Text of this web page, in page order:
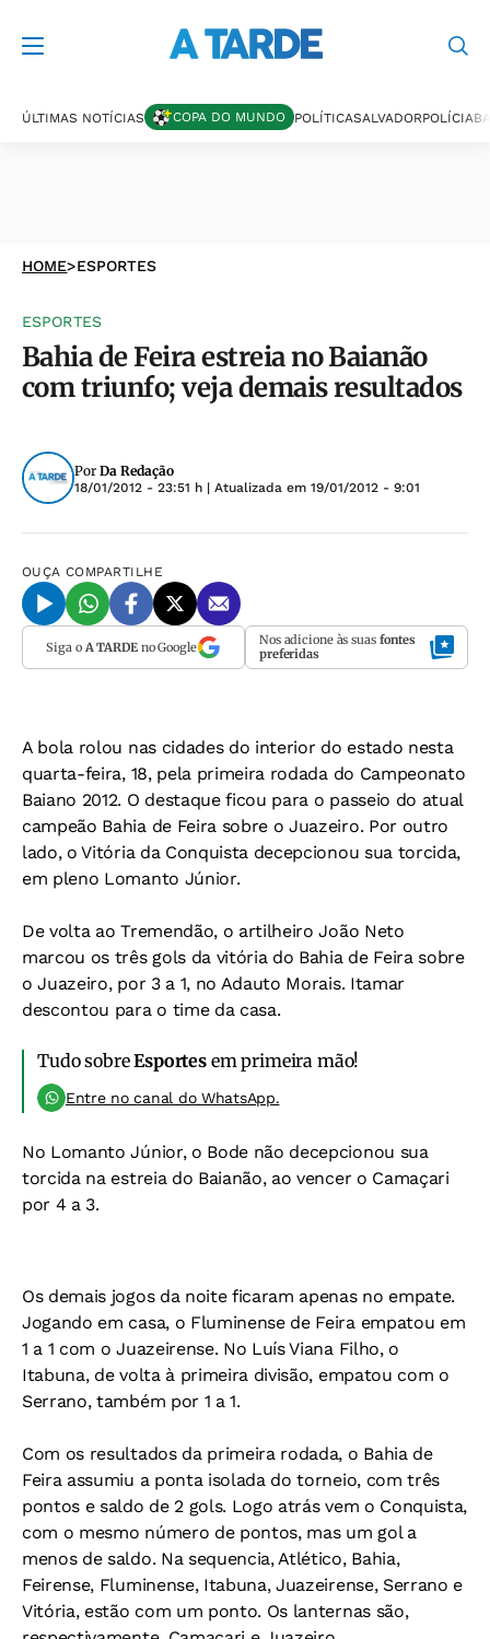
ÚLTIMAS NOTÍCIAS COPA DO MUNDO POLÍTICASALVADORPOLÍCIA
HOME>ESPORTES
ESPORTES
Bahia de Feira estreia no Baianão
com triunfo; veja demais resultados
Por Da Redação
18/01/2012 - 23:51 h | Atualizada em 19/01/2012 - 9:01
OUÇA COMPARTILHE
Siga o A TARDEno Google Nos adicione às suas fontes
preferidas
A bola rolou nas cidades do interior do estado nesta
quarta-feira, 18, pela primeira rodada do Campeonato
Baiano 2012. O destaque ficou para o passeio do atual
campeão Bahia de Feira sobre o Juazeiro. Por outro
lado, o Vitória da Conquista decepcionou sua torcida,
em pleno Lomanto Júnior.
De volta ao Tremendão, o artilheiro João Neto
marcou os três gols da vitória do Bahia de Feira sobre
o Juazeiro, por 3 a 1, no Adauto Morais. Itamar
descontou para o time da casa.
Tudo sobreEsportesem primeira mão!
Entre no canal do WhatsApp.
No Lomanto Júnior, o Bode não decepcionou sua
torcida na estreia do Baianão, ao vencer o Camaçari
por 4 a 3.
Os demais jogos da noite ficaram apenas no empate.
Jogando em casa, o Fluminense de Feira empatou em
1 a 1 com o Juazeirense. No Luís Viana Filho, o
Itabuna, de volta à primeira divisão, empatou com o
Serrano, também por 1 a 1.
Com os resultados da primeira rodada, o Bahia de
Feira assumiu a ponta isolada do torneio, com três
pontos e saldo de 2 gols. Logo atrás vem o Conquista,
com o mesmo número de pontos, mas um gol a
menos de saldo. Na sequencia, Atlético, Bahia,
Feirense, Fluminense, Itabuna, Juazeirense, Serrano e
Vitória, estão com um ponto. Os lanternas são,